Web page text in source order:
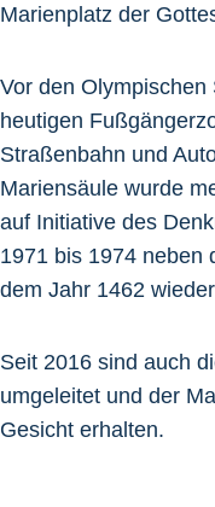
Marienplatz der
Vor den
heutigen
Straßenbahn und
Mariensäule wurde
auf Initiative des
1971 bis 1974 neben
dem Jahr 1462
Seit 2016 sind auch
umgeleitet und der
Gesicht erhalten.